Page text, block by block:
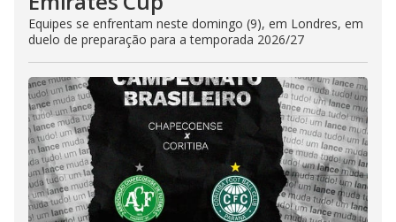
Equipes se enfrentam neste domingo (9), em Londres, em
duelo de preparação para a temporada 2026/27